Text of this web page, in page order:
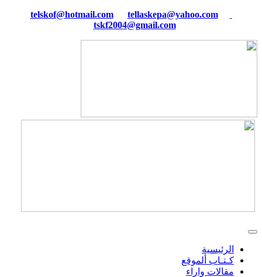
tellaskepa@yahoo.com
tskf2004@gmail.com
الرئيسية
كـتـاب ألموقع
مقالات واراء